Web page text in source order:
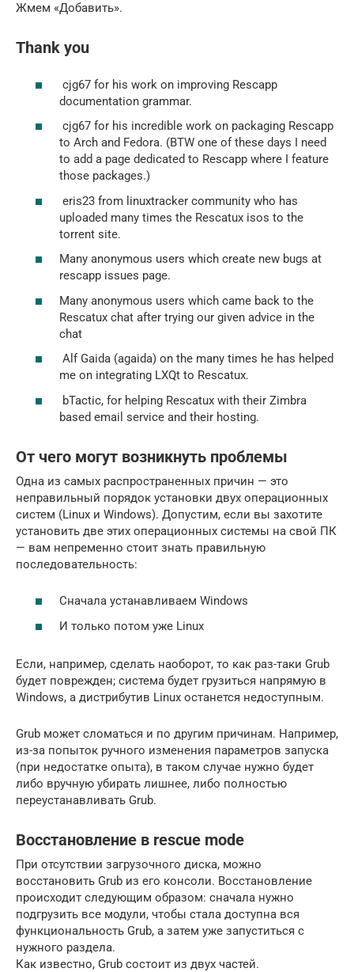
Жмем «Добавить».
Thank you
cjg67 for his work on improving Rescapp
documentation grammar.
cjg67 for his incredible work on packaging Rescapp
to Arch and Fedora. (BTW one of these days I need
to add a page dedicated to Rescapp where I feature
those packages.)
eris23 from linuxtracker community who has
uploaded many times the Rescatux isos to the
torrent site.
Many anonymous users which create new bugs at
rescapp issues page.
Many anonymous users which came back to the
Rescatux chat after trying our given advice in the
chat
Alf Gaida (agaida) on the many times he has helped
me on integrating LXQt to Rescatux.
bTactic, for helping Rescatux with their Zimbra
based email service and their hosting.
От чего могут возникнуть проблемы
Одна из самых распространенных причин — это
неправильный порядок установки двух операционных
систем (Linux и Windows). Допустим, если вы захотите
установить две этих операционных системы на свой ПК
— вам непременно стоит знать правильную
последовательность:
Сначала устанавливаем Windows
И только потом уже Linux
Если, например, сделать наоборот, то как раз-таки Grub
будет поврежден; система будет грузиться напрямую в
Windows, а дистрибутив Linux останется недоступным.
Grub может сломаться и по другим причинам. Например,
из-за попыток ручного изменения параметров запуска
(при недостатке опыта), в таком случае нужно будет
либо вручную убирать лишнее, либо полностью
переустанавливать Grub.
Восстановление в rescue mode
При отсутствии загрузочного диска, можно
восстановить Grub из его консоли. Восстановление
происходит следующим образом: сначала нужно
подгрузить все модули, чтобы стала доступна вся
функциональность Grub, а затем уже запуститься с
нужного раздела.
Как известно, Grub состоит из двух частей.